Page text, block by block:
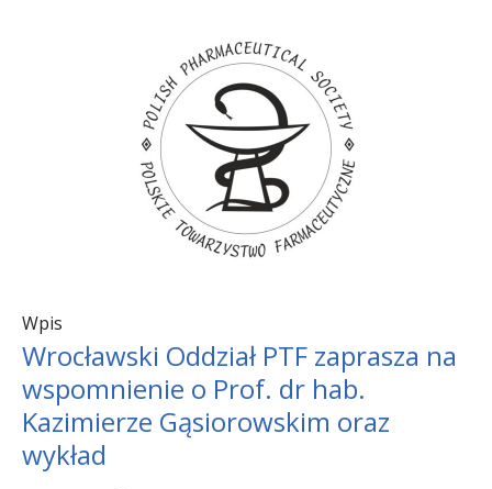
Wpis
Wrocławski Oddział PTF zaprasza na
wspomnienie o Prof. dr hab.
Kazimierze Gąsiorowskim oraz
wykład